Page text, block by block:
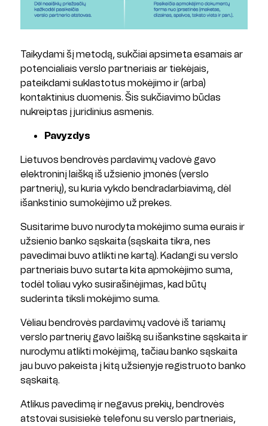
Taikydami šį metodą, sukčiai apsimeta esamais ar
potencialiais verslo partneriais ar tiekėjais,
pateikdami suklastotus mokėjimo ir (arba)
kontaktinius duomenis. Šis sukčiavimo būdas
nukreiptas į juridinius asmenis.
Pavyzdys
Lietuvos bendrovės pardavimų vadovė gavo
elektroninį laišką iš užsienio įmonės (verslo
partnerių), su kuria vykdo bendradarbiavimą, dėl
išankstinio sumokėjimo už prekes.
Susitarime buvo nurodyta mokėjimo suma eurais ir
užsienio banko sąskaita (sąskaita tikra, nes
pavedimai buvo atlikti ne kartą). Kadangi su verslo
partneriais buvo sutarta kita apmokėjimo suma,
todėl toliau vyko susirašinėjimas, kad būtų
suderinta tiksli mokėjimo suma.
Vėliau bendrovės pardavimų vadovė iš tariamų
verslo partnerių gavo laišką su išankstine sąskaita ir
nurodymu atlikti mokėjimą, tačiau banko sąskaita
jau buvo pakeista į kitą užsienyje registruoto banko
sąskaitą.
Atlikus pavedimą ir negavus prekių, bendrovės
atstovai susisiekė telefonu su verslo partneriais,